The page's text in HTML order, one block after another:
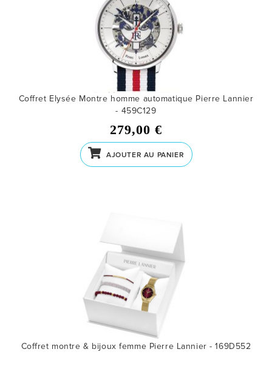
Coffret Elysée Montre homme automatique Pierre Lannier
- 459C129
279,00 €
AJOUTER AU PANIER
Coffret montre & bijoux femme Pierre Lannier - 169D552